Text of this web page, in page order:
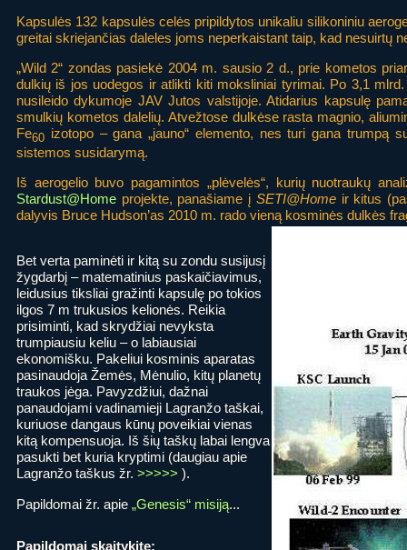
Kapsulės 132 kapsulės celės pripildytos unikaliu silikoniniu
greitai skriejančias daleles joms neperkaistant taip, kad nesuirtų
„Wild 2“ zondas pasiekė 2004 m. sausio 2 d., prie kometos
dulkių iš jos uodegos ir atlikti kiti moksliniai tyrimai. Po 3,1
nusileido dykumoje JAV Jutos valstijoje. Atidarius kapsulę
smulkių kometos dalelių. Atvežtose dulkėse rasta magnio,
Fe60 izotopo – gana „jauno“ elemento, nes turi gana trumpą
sistemos susidarymą.
Iš aerogelio buvo pagamintos „plėvelės“, kurių nuotraukų
Stardust@Home projekte, panašiame į SETI@Homeir kitus
dalyvis Bruce Hudson’as 2010 m. rado vieną kosminės dulkės
Bet verta paminėti ir kitą su zondu susijusį
žygdarbį – matematinius paskaičiavimus,
leidusius tiksliai gražinti kapsulę po tokios
ilgos 7 m trukusios kelionės. Reikia
prisiminti, kad skrydžiai nevyksta
trumpiausiu keliu – o labiausiai
ekonomišku. Pakeliui kosminis aparatas
pasinaudoja Žemės, Mėnulio, kitų planetų
traukos jėga. Pavyzdžiui, dažnai
panaudojami vadinamieji Lagranžo taškai,
kuriuose dangaus kūnų poveikiai vienas
kitą kompensuoja. Iš šių taškų labai lengva
pasukti bet kuria kryptimi (daugiau apie
Lagranžo taškus žr. >>>>> ).
Papildomai žr. apie „Genesis“ misiją...
Papildomai skaitykite: